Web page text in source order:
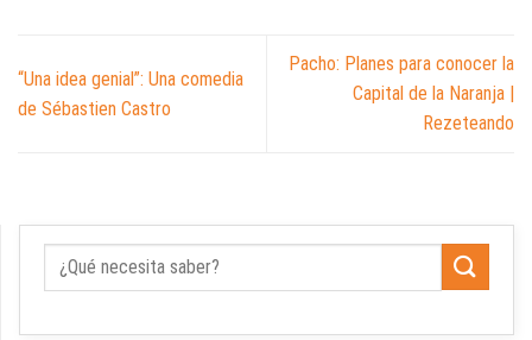
“Una idea genial”: Una comedia
de Sébastien Castro
Pacho: Planes para conocer la
Capital de la Naranja |
Rezeteando